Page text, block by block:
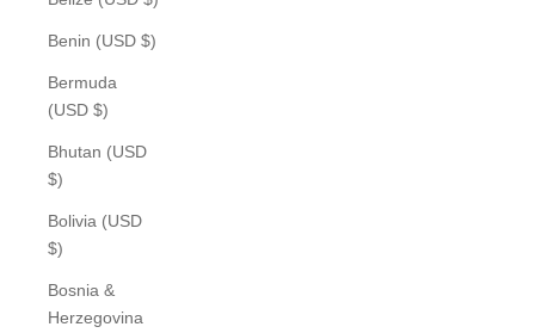
Benin (USD $)
Bermuda
(USD $)
Bhutan (USD
$)
Bolivia (USD
$)
Bosnia &
Herzegovina